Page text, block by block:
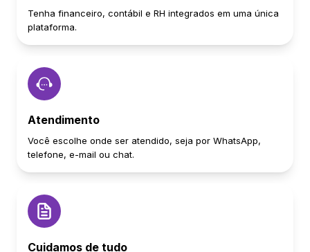
Tenha financeiro, contábil e RH integrados em uma única
plataforma.
Atendimento
Você escolhe onde ser atendido, seja por WhatsApp,
telefone, e-mail ou chat.
Cuidamos de tudo